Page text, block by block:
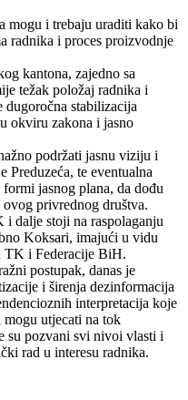
mogu i trebaju uraditi kako bi
radnika i proces proizvodnje
kantona, zajedno sa
težak položaj radnika i
dugoročna stabilizacija
okviru zakona i jasno
podržati jasnu viziju i
Preduzeća, te eventualna
jasnog plana, da dođu
privrednog društva.
dalje stoji na raspolaganju
Koksari, imajući u vidu
TK i Federacije BiH.
postupak, danas je
i širenja dezinformacija
interpretacija koje
mogu utjecati na tok
su pozvani svi nivoi vlasti i
rad u interesu radnika.